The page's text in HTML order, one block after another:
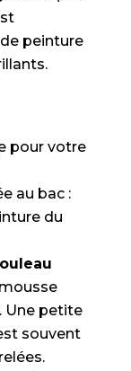
peinture
pour votre
au bac :
du
Une petite
souvent